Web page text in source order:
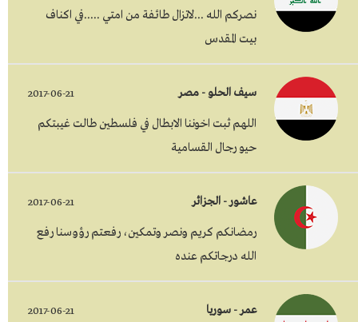
نصركم الله ...لاتزال طائفة من امتي .....في اكناف
بيت المقدس
سيف الحلو - مصر 2017-06-21
اللهم ثبت اخوننا الابطال في فلسطين طالت غيبتكم
حيو رجال القسامية
عاشور - الجزائر 2017-06-21
رمضانكم كريم ونصر وتمكين، رفعتم رؤوسنا رفع
الله درجاتكم عنده
عمر - سوريا 2017-06-21